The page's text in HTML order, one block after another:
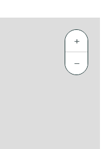
+
−